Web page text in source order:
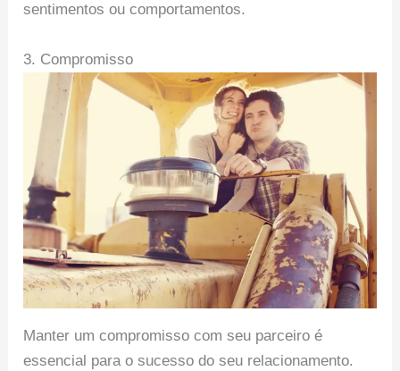
sentimentos ou comportamentos.
3. Compromisso
Manter um compromisso com seu parceiro é
essencial para o sucesso do seu relacionamento.